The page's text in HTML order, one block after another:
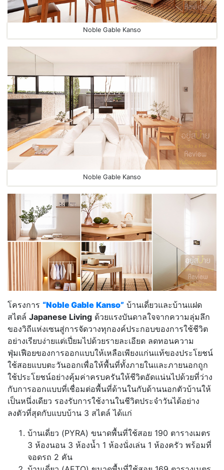
Noble Gable Kanso
Noble Gable Kanso
โครงการ “Noble Gable Kanso” บ้านเดี่ยวและบ้านแฝด
สไตล์ Japanese Living ด้วยแรงบันดาลใจจากความลุ่มลึก
ของวิถีแห่งเซนสู่การจัดวางทุกองค์ประกอบของการใช้ชีวิต
อย่างเรียบง่ายแต่เปี่ยมไปด้วยรายละเอียด ลดทอนความ
ฟุ่มเฟือยของการออกแบบให้เหลือเพียงแก่นแท้ของประโยชน์
ใช้สอยแบบตะวันออกเพื่อให้พื้นที่ทั้งภายในและภายนอกถูก
ใช้ประโยชน์อย่างคุ้มค่าครบครันให้ชีวิตอัดแน่นไปด้วยที่ว่าง
กับการออกแบบที่เชื่อมต่อพื้นที่ด้านในกับด้านนอกตัวบ้านให้
เป็นหนึ่งเดียว รองรับการใช้งานในชีวิตประจำวันได้อย่าง
ลงตัวที่สุดกับแบบบ้าน 3 สไตล์ ได้แก่
บ้านเดี่ยว (PYRA) ขนาดพื้นที่ใช้สอย 190 ตารางเมตร
3 ห้องนอน 3 ห้องน้ำ 1 ห้องนั่งเล่น 1 ห้องครัว พร้อมที่
จอดรถ 2 คัน